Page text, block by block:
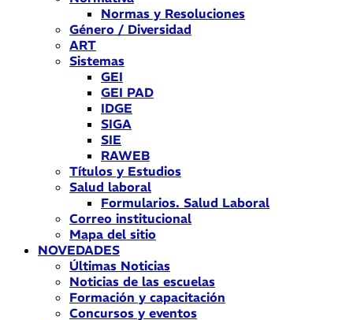
Normas y Resoluciones
Género / Diversidad
ART
Sistemas
GEI
GEI PAD
IDGE
SIGA
SIE
RAWEB
Títulos y Estudios
Salud laboral
Formularios. Salud Laboral
Correo institucional
Mapa del sitio
NOVEDADES
Últimas Noticias
Noticias de las escuelas
Formación y capacitación
Concursos y eventos